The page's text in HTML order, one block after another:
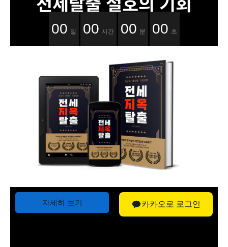
00 일 00 시간 00 분 00 초
자세히 보기 카카오로 로그인